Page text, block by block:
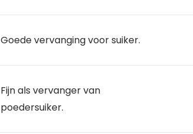
Goede vervanging voor suiker.
Fijn als vervanger van
poedersuiker.